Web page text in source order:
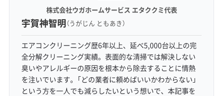
株式会社ウガホームサービス エタククミ代表
宇賀神智明（うがじん ともあき）
エアコンクリーニング歴6年以上、延べ5,000台以上の完
全分解クリーニング実績。表面的な清掃では解決しない
臭いやアレルギーの原因を根本から除去することに情熱
を注いでいます。「どの業者に頼めばいいかわからない」
という方を一人でも減らしたいという想いで、本記事を